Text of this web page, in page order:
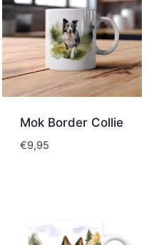
Mok Border Collie
€9,95